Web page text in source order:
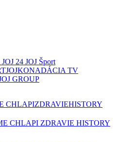
JOJ 24 JOJ Šport
JOJKONADÁCIA TV
GROUP
CHLAPIZDRAVIEHISTORY
CHLAPI ZDRAVIE HISTORY